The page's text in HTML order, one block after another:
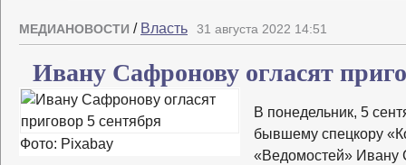
МЕДИАНОВОСТИ / Власть 31 августа 2022 14:51
Ивану Сафронову огласят
Фото: Pixabay
В понедельник, 5
бывшему спецкору
«Ведомостей»